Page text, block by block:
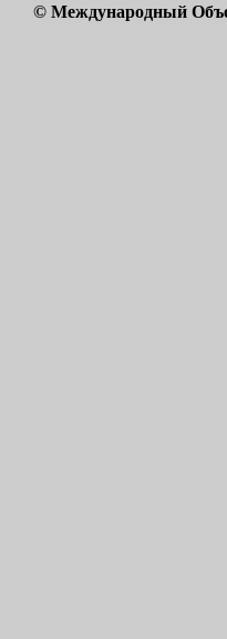
© Международный